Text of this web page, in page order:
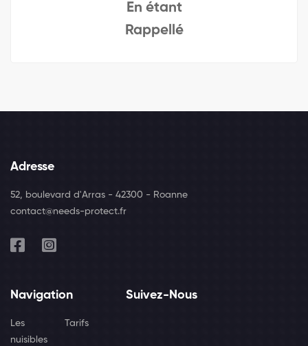
En étant
Rappellé
Adresse
52, boulevard d'Arras - 42300 - Roanne
contact@needs-protect.fr
Navigation
Les
nuisibles
Tarifs
Suivez-Nous